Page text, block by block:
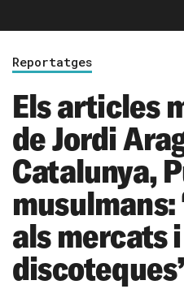
Reportatges
Els articles
de Jordi
Catalunya,
musulmans:
als mercats